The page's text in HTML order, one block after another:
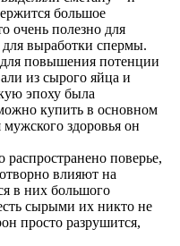
большое
очень полезно для
выработки спермы.
повышения потенции
из сырого яйца и
эпоху была
купить в основном
здоровья он
поверье,
влияют на
в них большого
сырыми их никто не
просто разрушится,